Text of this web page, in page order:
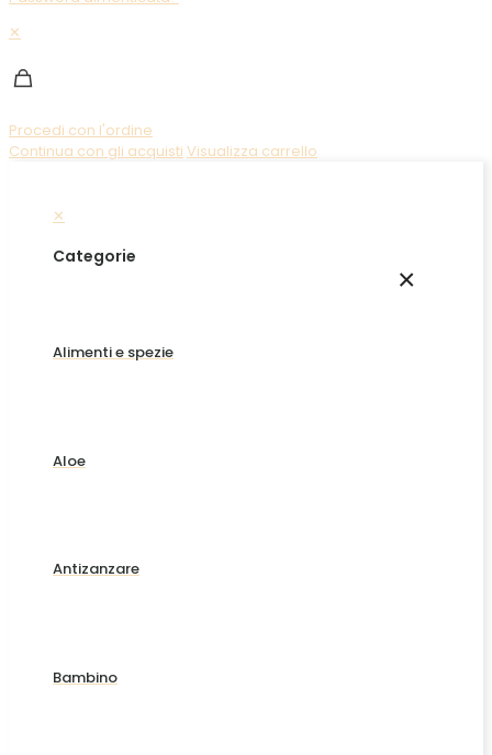
✕
Procedi con l'ordine
Continua con gli acquisti Visualizza carrello
✕
×
Categorie
Alimenti e spezie
Aloe
Antizanzare
Bambino